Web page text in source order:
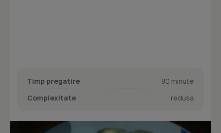
Timp pregatire
80 minute
Complexitate
redusa